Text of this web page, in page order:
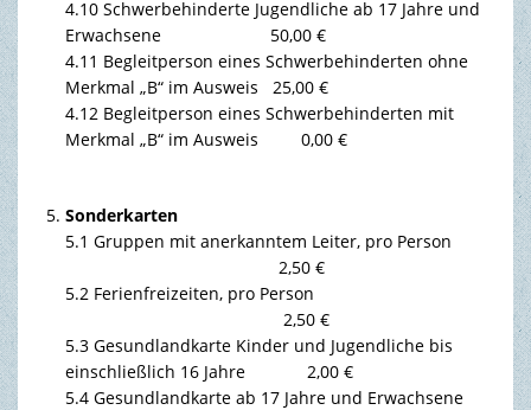
4.10 Schwerbehinderte Jugendliche ab 17 Jahre und
Erwachsene 50,00 €
4.11 Begleitperson eines Schwerbehinderten ohne
Merkmal „B“ im Ausweis 25,00 €
4.12 Begleitperson eines Schwerbehinderten mit
Merkmal „B“ im Ausweis 0,00 €
Sonderkarten
5.1 Gruppen mit anerkanntem Leiter, pro Person
2,50 €
5.2 Ferienfreizeiten, pro Person
2,50 €
5.3 Gesundlandkarte Kinder und Jugendliche bis
einschließlich 16 Jahre 2,00 €
5.4 Gesundlandkarte ab 17 Jahre und Erwachsene